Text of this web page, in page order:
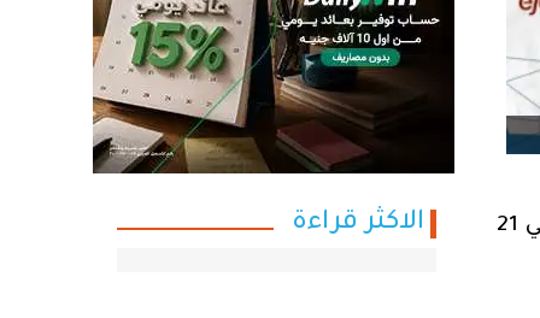
تعلن شركة جوبزيلا عن إطلاق النسخة الثامنة من معرض التوظيف السنوي، والذي سيُقام في 21
الاكثر قراءة